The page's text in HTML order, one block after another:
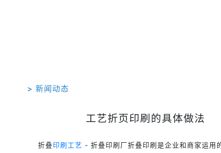
> 新闻动态
工艺折页印刷的具体做法
折叠印刷工艺 - 折叠印刷厂折叠印刷是企业和商家运用